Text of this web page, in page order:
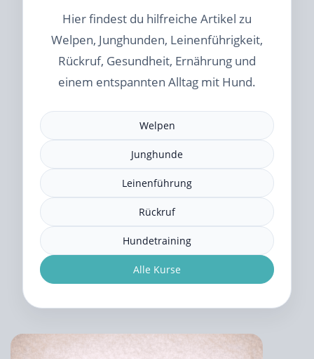
Hier findest du hilfreiche Artikel zu
Welpen, Junghunden, Leinenführigkeit,
Rückruf, Gesundheit, Ernährung und
einem entspannten Alltag mit Hund.
Welpen
Junghunde
Leinenführung
Rückruf
Hundetraining
Alle Kurse